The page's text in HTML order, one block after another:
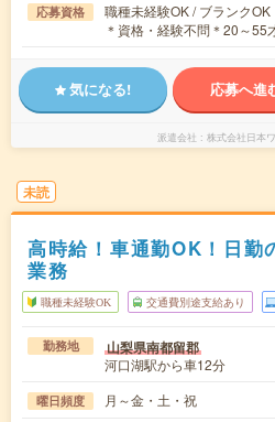
応募資格
職種未経験OK / ブランクOK
＊資格・経験不問＊20～
気になる! 応募へ進
派遣会社 株式会社日本
未読
高時給！車通勤OK！日勤
業務
職種未経験OK 交通費別途支給あり
勤務地 山梨県南都留郡
河口湖駅から車12分
曜日頻度 月～金・土・祝